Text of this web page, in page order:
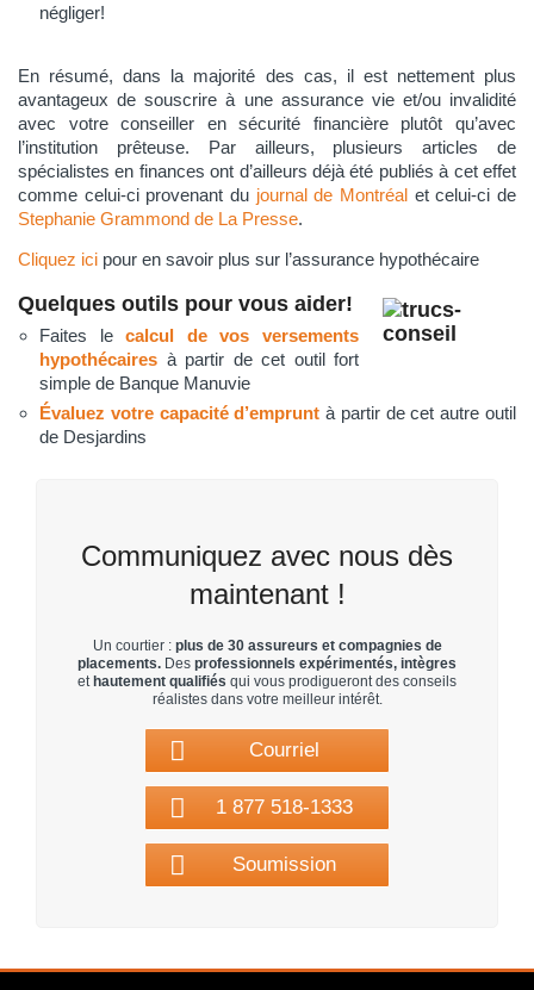
négliger!
En résumé, dans la majorité des cas, il est nettement plus
avantageux de souscrire à une assurance vie et/ou invalidité
avec votre conseiller en sécurité financière plutôt qu’avec
l’institution prêteuse. Par ailleurs, plusieurs articles de
spécialistes en finances ont d’ailleurs déjà été publiés à cet effet
comme celui-ci provenant du journal de Montréal et celui-ci de
Stephanie Grammond de La Presse.
Cliquez ici pour en savoir plus sur l’assurance hypothécaire
Quelques outils pour vous aider!
Faites lecalcul de vos versements
hypothécaires à partir de cet outil fort
simple de Banque Manuvie
Évaluez votre capacité d’emprunt à partir de cet autre outil
de Desjardins
Communiquez avec nous dès
maintenant !
Un courtier : plus de 30 assureurs et compagnies de
placements. Des professionnels expérimentés, intègres
et hautement qualifiés qui vous prodigueront des conseils
réalistes dans votre meilleur intérêt.
Courriel
1 877 518-1333
Soumission